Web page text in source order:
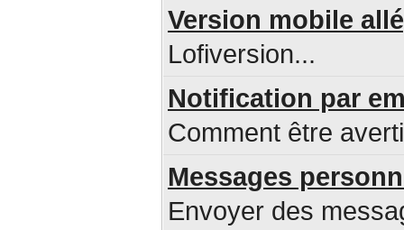
Version mobile
Lofiversion...
Notification par
Comment être
Messages
Envoyer des